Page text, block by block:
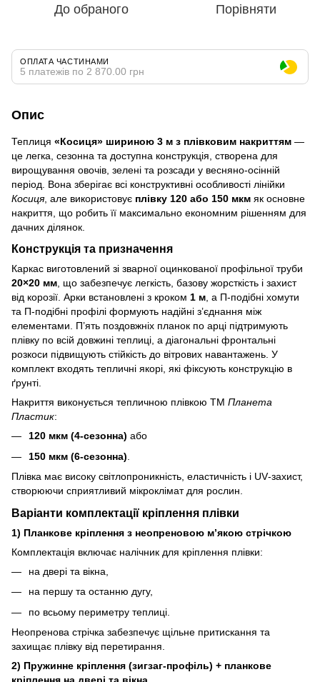
До обраного Порівняти
ОПЛАТА ЧАСТИНАМИ
5 платежів по 2 870.00 грн
Опис
Теплиця «Косиця» шириною 3 м з плівковим накриттям —
це легка, сезонна та доступна конструкція, створена для
вирощування овочів, зелені та розсади у весняно‑осінній
період. Вона зберігає всі конструктивні особливості лінійки
Косиця, але використовує плівку 120 або 150 мкм як основне
накриття, що робить її максимально економним рішенням для
дачних ділянок.
Конструкція та призначення
Каркас виготовлений зі зварної оцинкованої профільної труби
20×20 мм, що забезпечує легкість, базову жорсткість і захист
від корозії. Арки встановлені з кроком 1 м, а П‑подібні хомути
та П‑подібні профілі формують надійні з’єднання між
елементами. П’ять поздовжніх планок по арці підтримують
плівку по всій довжині теплиці, а діагональні фронтальні
розкоси підвищують стійкість до вітрових навантажень. У
комплект входять тепличні якорі, які фіксують конструкцію в
ґрунті.
Накриття виконується тепличною плівкою ТМ Планета
Пластик:
120 мкм (4‑сезонна) або
150 мкм (6‑сезонна)
Плівка має високу світлопроникність, еластичність і UV‑захист,
створюючи сприятливий мікроклімат для рослин.
Варіанти комплектації кріплення плівки
1) Планкове кріплення з неопреновою м’якою стрічкою
Комплектація включає налічник для кріплення плівки:
на двері та вікна,
на першу та останню дугу,
по всьому периметру теплиці.
Неопренова стрічка забезпечує щільне притискання та
захищає плівку від перетирання.
2) Пружинне кріплення (зигзаг‑профіль) + планкове